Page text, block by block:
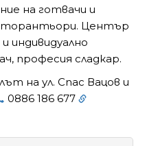
на готвачи и
Център
индивидуално
професия сладкар.
на ул. Спас Вацов и
0886 186 677